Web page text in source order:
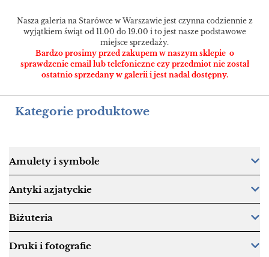
Nasza galeria na Starówce w Warszawie jest czynna codziennie z
wyjątkiem świąt od 11.00 do 19.00 i to jest nasze podstawowe
miejsce sprzedaży.
Bardzo prosimy przed zakupem w naszym sklepie o
sprawdzenie email lub telefoniczne czy przedmiot nie został
ostatnio sprzedany w galerii i jest nadal dostępny.
Kategorie produktowe
Amulety i symbole
Antyki azjatyckie
Biżuteria
Druki i fotografie